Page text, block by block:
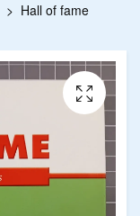
Hall of fame